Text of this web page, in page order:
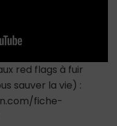
red flags à fuir
sauver la vie) :
fiche-